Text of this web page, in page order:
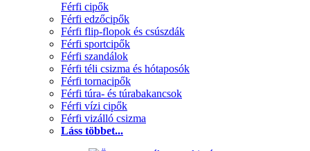
Férfi cipők
Férfi edzőcipők
Férfi flip-flopok és csúszdák
Férfi sportcipők
Férfi szandálok
Férfi téli csizma és hótaposók
Férfi tornacipők
Férfi túra- és túrabakancsok
Férfi vízi cipők
Férfi vizálló csizma
Láss többet...